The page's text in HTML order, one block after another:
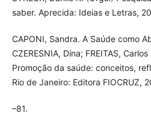
saber. Aprecida: Ideias e Letras,
CAPONI, Sandra. A Saúde como
CZERESNIA, Dina; FREITAS,
Promoção da saúde: conceitos,
Rio de Janeiro: Editora FIOCRUZ,
–81.